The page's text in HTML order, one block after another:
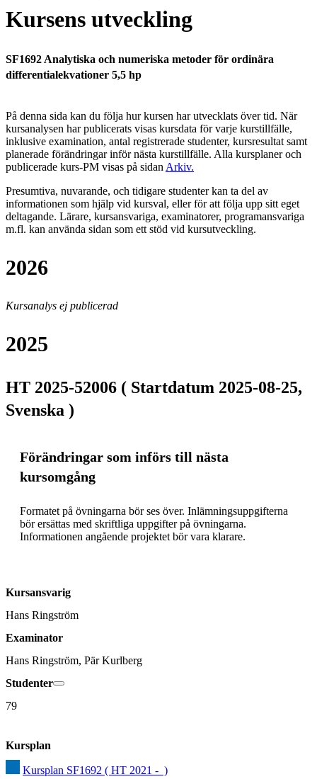
Kursens utveckling
SF1692 Analytiska och numeriska metoder för ordinära
differentialekvationer 5,5 hp
På denna sida kan du följa hur kursen har utvecklats över tid. När
kursanalysen har publicerats visas kursdata för varje kurstillfälle,
inklusive examination, antal registrerade studenter, kursresultat samt
planerade förändringar inför nästa kurstillfälle. Alla kursplaner och
publicerade kurs-PM visas på sidan Arkiv.
Presumtiva, nuvarande, och tidigare studenter kan ta del av
informationen som hjälp vid kursval, eller för att följa upp sitt eget
deltagande. Lärare, kursansvariga, examinatorer, programansvariga
m.fl. kan använda sidan som ett stöd vid kursutveckling.
2026
Kursanalys ej publicerad
2025
HT 2025-52006 ( Startdatum 2025-08-25,
Svenska )
Förändringar som införs till nästa
kursomgång
Formatet på övningarna bör ses över. Inlämningsuppgifterna
bör ersättas med skriftliga uppgifter på övningarna.
Informationen angående projektet bör vara klarare.
Kursansvarig
Hans Ringström
Examinator
Hans Ringström, Pär Kurlberg
Studenter
79
Kursplan
Kursplan SF1692 ( HT 2021 -  )